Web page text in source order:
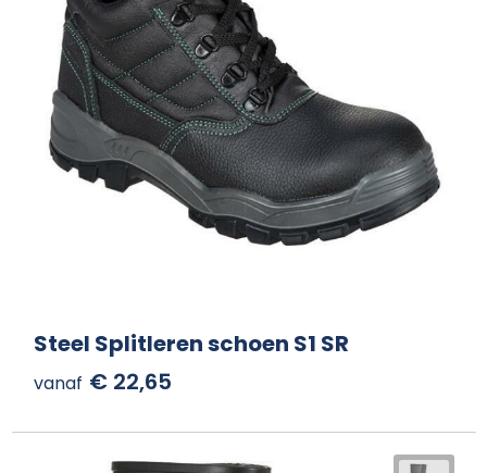
Steel Splitleren schoen S1 SR
vanaf € 22,65